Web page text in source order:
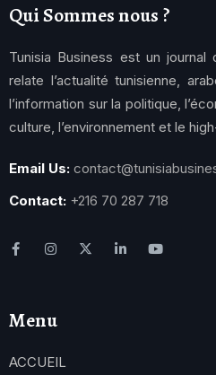
Qui Sommes nous ?
Tunisia Business est un journal
relate l’actualité tunisienne,
l’information sur la politique,
culture, l’environnement et le
Email Us:
Contact: +216 70 287 718
Menu
ACCUEIL